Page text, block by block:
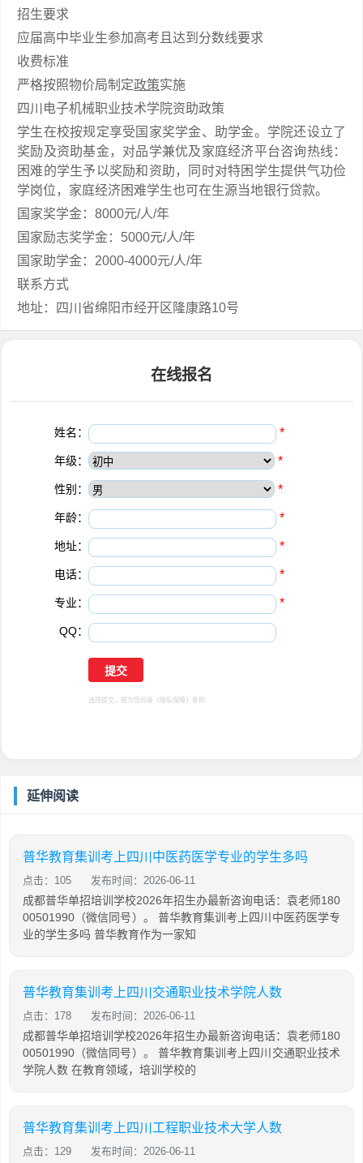
招生要求
应届高中毕业生参加高考且达到分数线要求
收费标准
严格按照物价局制定政策实施
四川电子机械职业技术学院资助政策
学生在校按规定享受国家奖学金、助学金。学院还设立了
奖励及资助基金，对品学兼优及家庭经济平台咨询热线：
困难的学生予以奖励和资助，同时对特困学生提供气功俭
学岗位，家庭经济困难学生也可在生源当地银行贷款。
国家奖学金：8000元/人/年
国家励志奖学金：5000元/人/年
国家助学金：2000-4000元/人/年
联系方式
地址：四川省绵阳市经开区隆康路10号
在线报名
姓名： *
年级： *
性别： *
年龄： *
地址： *
电话： *
专业： *
QQ：
选择提交，视为您同意 《隐私保障》 条例
延伸阅读
普华教育集训考上四川中医药医学专业的学生多吗
点击：105 发布时间：2026-06-11
成都普华单招培训学校2026年招生办最新咨询电话：袁老师180
00501990（微信同号）。 普华教育集训考上四川中医药医学专
业的学生多吗 普华教育作为一家知
普华教育集训考上四川交通职业技术学院人数
点击：178 发布时间：2026-06-11
成都普华单招培训学校2026年招生办最新咨询电话：袁老师180
00501990（微信同号）。 普华教育集训考上四川交通职业技术
学院人数 在教育领域，培训学校的
普华教育集训考上四川工程职业技术大学人数
点击：129 发布时间：2026-06-11